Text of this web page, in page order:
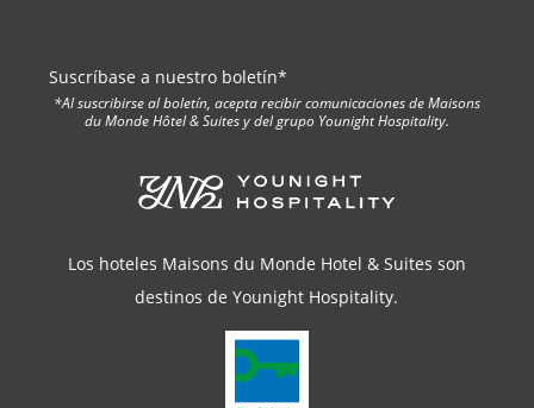
Suscríbase a nuestro boletín*
*Al suscribirse al boletín, acepta recibir comunicaciones de Maisons
du Monde Hôtel & Suites y del grupo Younight Hospitality.
Los hoteles Maisons du Monde Hotel & Suites son
destinos deYounight Hospitality.
LOS HOTELES
OFERTAS
FOLLETO COMERCIAL
GALERÍA
A SUS CV’S
PRENSA
COMPROMISOS DE RSC
CAJAS DE REGALO
Hacer